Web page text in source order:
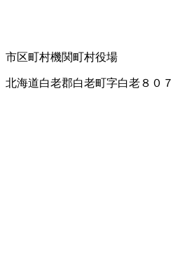
市区町村機関町村役場
北海道白老郡白老町字白老８０７